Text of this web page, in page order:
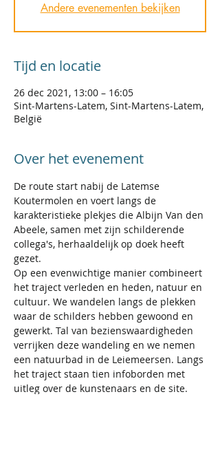
Andere evenementen bekijken
Tijd en locatie
26 dec 2021, 13:00 – 16:05
Sint-Martens-Latem, Sint-Martens-Latem,
België
Over het evenement
De route start nabij de Latemse
Koutermolen en voert langs de
karakteristieke plekjes die Albijn Van den
Abeele, samen met zijn schilderende
collega's, herhaaldelijk op doek heeft
gezet.
Op een evenwichtige manier combineert
het traject verleden en heden, natuur en
cultuur. We wandelen langs de plekken
waar de schilders hebben gewoond en
gewerkt. Tal van bezienswaardigheden
verrijken deze wandeling en we nemen
een natuurbad in de Leiemeersen. Langs
het traject staan tien infoborden met
uitleg over de kunstenaars en de site.